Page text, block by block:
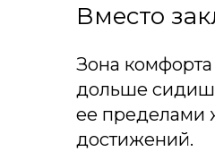
Вместо
Зона комфорта
дольше
ее пределами
достижений.